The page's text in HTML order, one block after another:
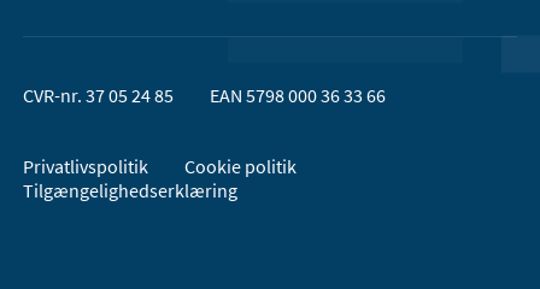
CVR-nr. 37 05 24 85 EAN 5798 000 36 33 66
Privatlivspolitik
Cookie politik
Tilgængelighedserklæring